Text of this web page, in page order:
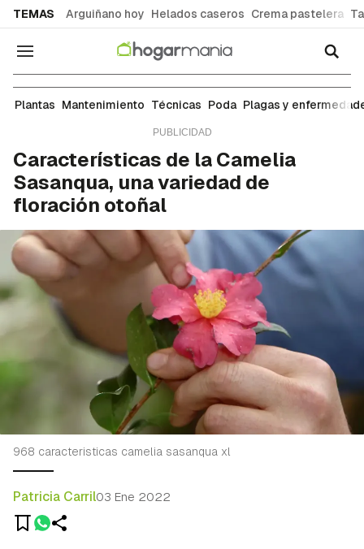
TEMAS Arguiñano hoy Helados caseros Crema pastelera
Navegación
Plantas
Plantas Mantenimiento Técnicas Poda Plagas y
Características de la Camelia
Sasanqua, una variedad de
floración otoñal
968 caracteristicas camelia sasanqua xl
Patricia Carril03 Ene 2022